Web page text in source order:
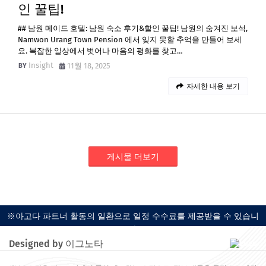
인 꿀팁!
## 남원 메이드 호텔: 남원 숙소 후기&할인 꿀팁! 남원의 숨겨진 보석,
Namwon Urang Town Pension 에서 잊지 못할 추억을 만들어 보세
요. 복잡한 일상에서 벗어나 마음의 평화를 찾고…
Insight
11월 18, 2025
자세한 내용 보기
게시물 더보기
※아고다 파트너 활동의 일환으로 일정 수수료를 제공받을 수 있습니
다.
Designed by 이그노타